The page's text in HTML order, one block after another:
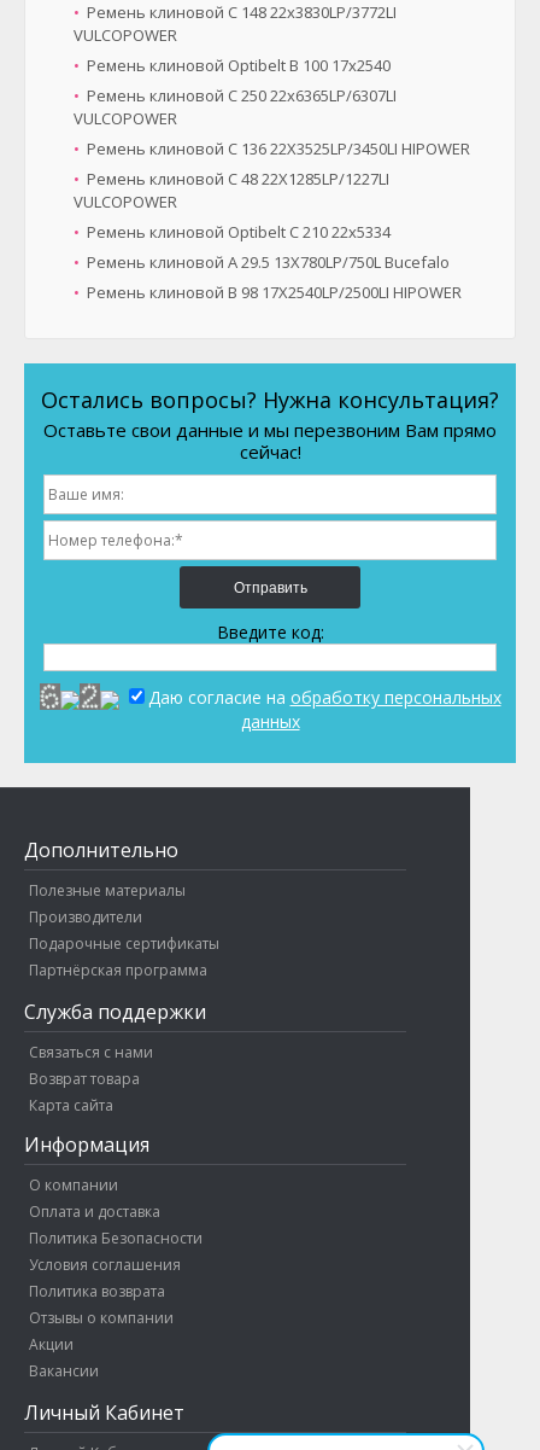
Ремень клиновой C 148 22x3830LP/3772LI
VULCOPOWER
Ремень клиновой Optibelt B 100 17x2540
Ремень клиновой C 250 22x6365LP/6307LI
VULCOPOWER
Ремень клиновой C 136 22X3525LP/3450LI HIPOWER
Ремень клиновой C 48 22X1285LP/1227LI
VULCOPOWER
Ремень клиновой Optibelt C 210 22x5334
Ремень клиновой A 29.5 13X780LP/750L Bucefalo
Ремень клиновой B 98 17X2540LP/2500LI HIPOWER
Остались вопросы? Нужна консультация?
Оставьте свои данные и мы перезвоним Вам прямо
сейчас!
Отправить
Введите код:
Даю согласие на обработку персональных
данных
Дополнительно
Полезные материалы
Производители
Подарочные сертификаты
Партнёрская программа
Служба поддержки
Связаться с нами
Возврат товара
Карта сайта
Информация
О компании
Оплата и доставка
Политика Безопасности
Условия соглашения
Политика возврата
Отзывы о компании
Акции
Вакансии
Личный Кабинет